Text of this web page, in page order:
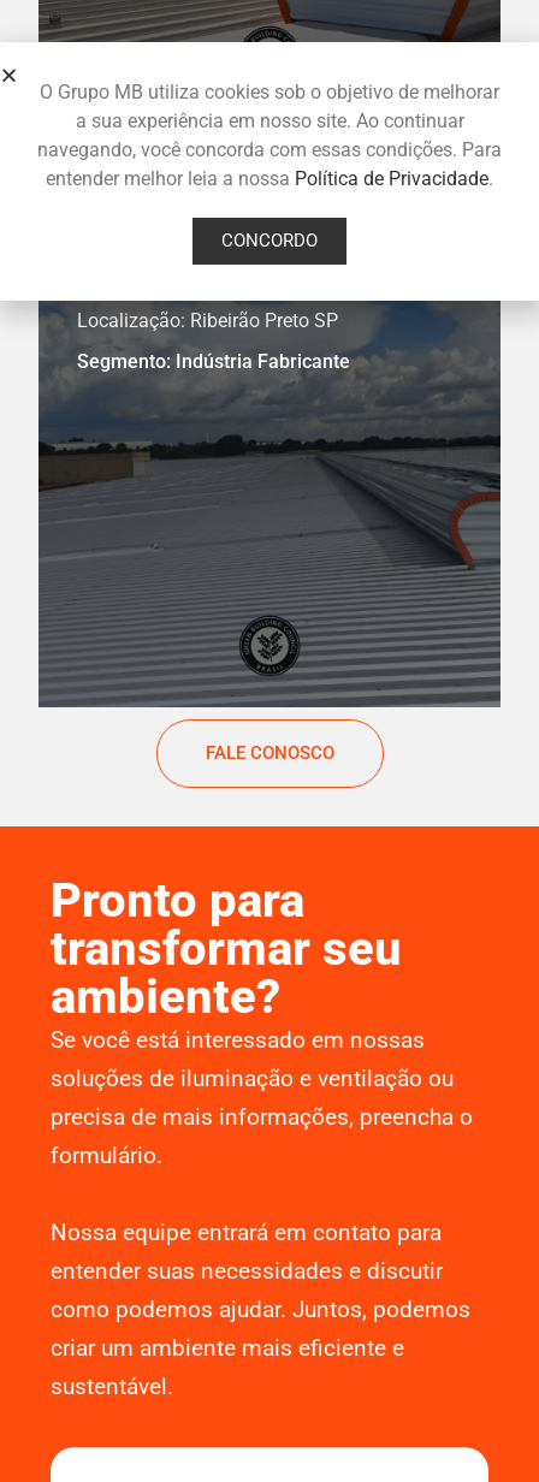
TMA Máquinas
Localização: Ribeirão Preto SP
Segmento: Indústria Fabricante
FALE CONOSCO
Pronto para
transformar seu
ambiente?
Se você está interessado em nossas
soluções de iluminação e ventilação ou
precisa de mais informações, preencha o
formulário.
Nossa equipe entrará em contato para
entender suas necessidades e discutir
como podemos ajudar. Juntos, podemos
criar um ambiente mais eficiente e
sustentável.
O Grupo MB utiliza cookies sob o objetivo de melhorar
a sua experiência em nosso site. Ao continuar
navegando, você concorda com essas condições. Para
entender melhor leia a nossa Política de Privacidade.
CONCORDO